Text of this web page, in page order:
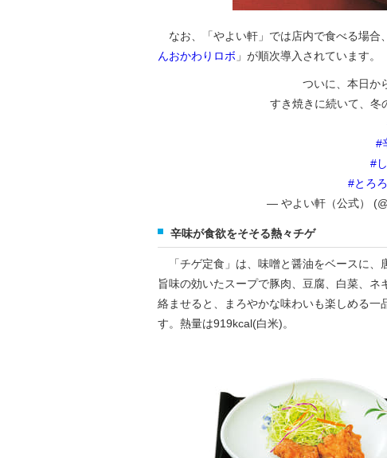
なお、「やよい軒」では店内で食べる場合
んおかわりロボ 」が順次導入されています。
ついに、本日か
すき焼きに続いて、冬
#
#
#とろ
— やよい軒（公式）
辛味が食欲をそそる熱々チゲ
「チゲ定食」は、味噌と醤油をベースに、
旨味の効いたスープで豚肉、豆腐、白菜、
絡ませると、まろやかな味わいも楽しめる一
す。熱量は919kcal(白米)。